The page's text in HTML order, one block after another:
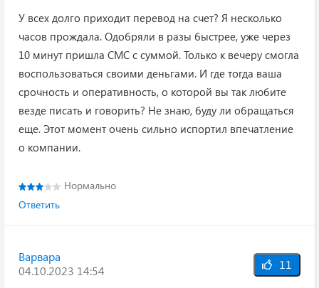
У всех долго приходит перевод на счет? Я несколько
часов прождала. Одобряли в разы быстрее, уже через
10 минут пришла СМС с суммой. Только к вечеру смогла
воспользоваться своими деньгами. И где тогда ваша
срочность и оперативность, о которой вы так любите
везде писать и говорить? Не знаю, буду ли обращаться
еще. Этот момент очень сильно испортил впечатление
о компании.
Нормально
Ответить
Варвара
04.10.2023 14:54
11